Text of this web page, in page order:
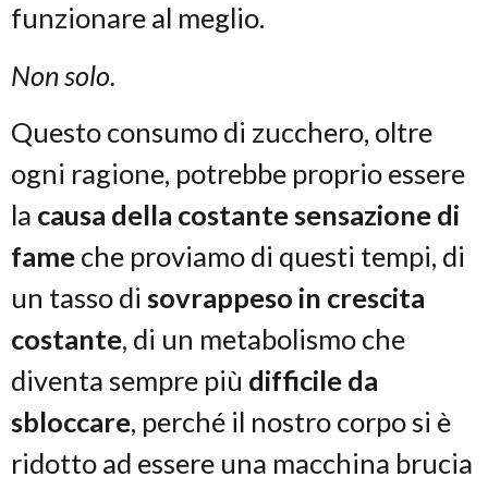
funzionare al meglio.
Non solo.
Questo consumo di zucchero, oltre
ogni ragione, potrebbe proprio essere
la causa della costante sensazione di
fame che proviamo di questi tempi, di
un tasso di sovrappeso in crescita
costante, di un metabolismo che
diventa sempre più difficile da
sbloccare, perché il nostro corpo si è
ridotto ad essere una macchina brucia